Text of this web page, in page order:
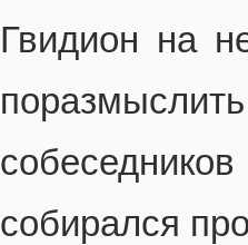
Гвидион на
собирался